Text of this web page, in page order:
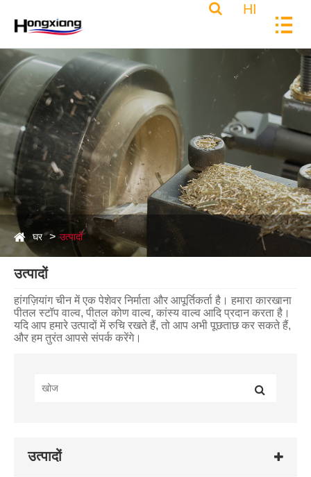
HI
घर उत्पादों
उत्पादों
हांगज़ियांग चीन में एक पेशेवर निर्माता और आपूर्तिकर्ता है। हमारा कारखाना
पीतल स्टॉप वाल्व, पीतल कोण वाल्व, कांस्य वाल्व आदि प्रदान करता है।
यदि आप हमारे उत्पादों में रुचि रखते हैं, तो आप अभी पूछताछ कर सकते हैं,
और हम तुरंत आपसे संपर्क करेंगे।
उत्पादों